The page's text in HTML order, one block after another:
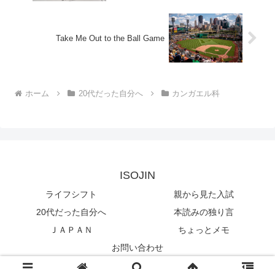
Take Me Out to the Ball Game
ホーム 20代だった自分へ カンガエル科
ISOJIN
ライフシフト
親から見た入試
20代だった自分へ
本読みの独り言
ＪＡＰＡＮ
ちょっとメモ
お問い合わせ